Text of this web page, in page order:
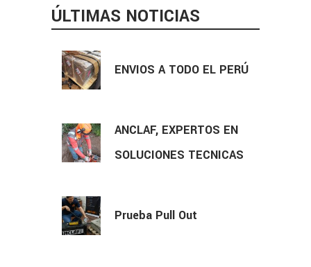
ÚLTIMAS NOTICIAS
ENVIOS A TODO EL PERÚ
ANCLAF, EXPERTOS EN
SOLUCIONES TECNICAS
Prueba Pull Out